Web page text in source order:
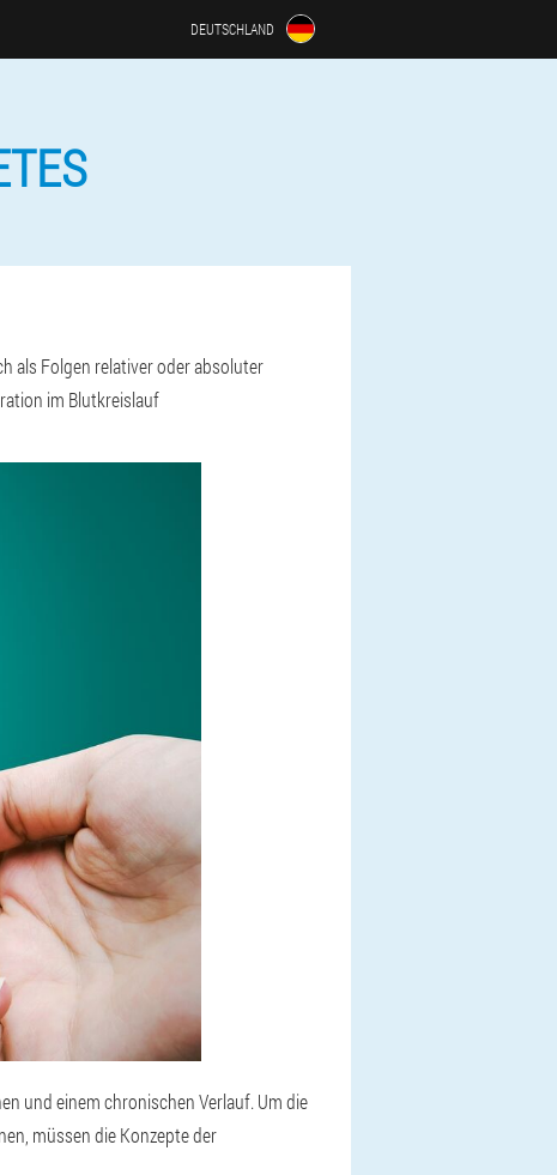
DEUTSCHLAND
als Folgen relativer oder absoluter
im Blutkreislauf
und einem chronischen Verlauf. Um die
müssen die Konzepte der